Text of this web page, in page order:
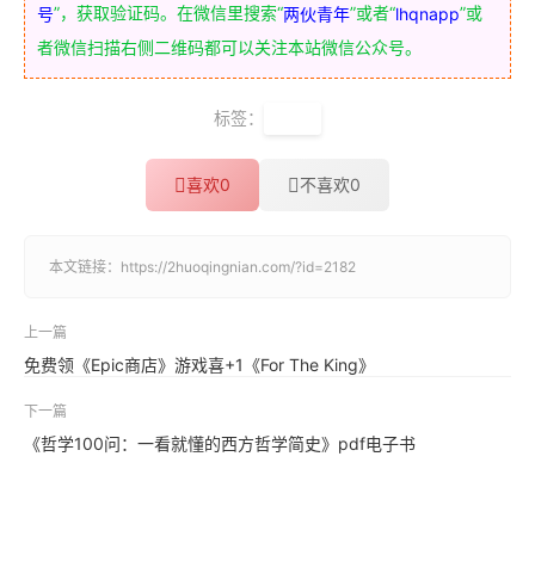
号”，获取验证码。在微信里搜索“两伙青年”或者“lhqnapp”或
者微信扫描右侧二维码都可以关注本站微信公众号。
标签：
喜欢0 不喜欢0
本文链接： https://2huoqingnian.com/?id=2182
上一篇
免费领《Epic商店》游戏喜+1《For The King》
下一篇
《哲学100问：一看就懂的西方哲学简史》pdf电子书